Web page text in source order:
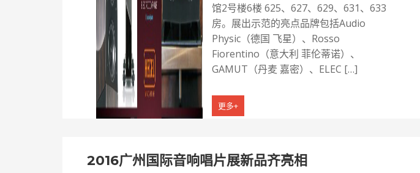
馆2号楼6楼 625、627、629、631、633
房。展出示范的亮点品牌包括Audio
Physic（德国 飞星）、Rosso
Fiorentino（意大利 菲伦蒂诺）、
GAMUT（丹麦 嘉密）、ELEC […]
更多+
2016广州国际音响唱片展新品齐亮相